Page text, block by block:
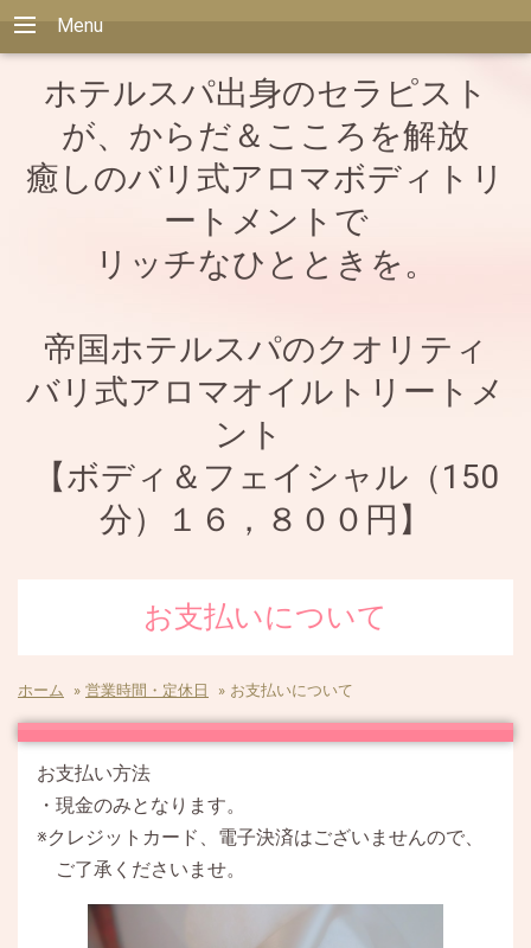
Menu
ホテルスパ出身のセラピスト
が、からだ＆こころを解放
癒しのバリ式アロマボディトリ
ートメントで
リッチなひとときを。
帝国ホテルスパのクオリティ
バリ式アロマオイルトリートメ
ント
【ボディ＆フェイシャル（150
分）１６，８００円】
お支払いについて
ホーム » 営業時間・定休日 » お支払いについて
お支払い方法
・現金のみとなります。
※クレジットカード、電子決済はございませんので、
ご了承くださいませ。